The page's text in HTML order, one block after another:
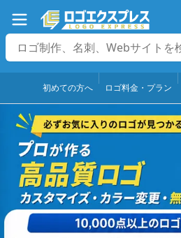
初めての方へ ロゴ料金・プラン